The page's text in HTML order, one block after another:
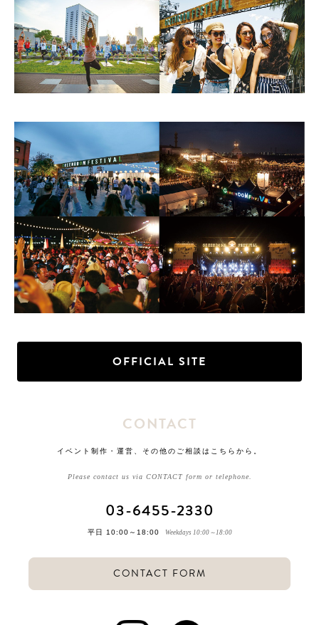
OFFICIAL SITE
CONTACT
イベント制作・運営、その他のご相談はこちらから。
Please contact us via CONTACT form or telephone.
03-6455-2330
平日 10:00～18:00 Weekdays 10:00～18:00
CONTACT FORM